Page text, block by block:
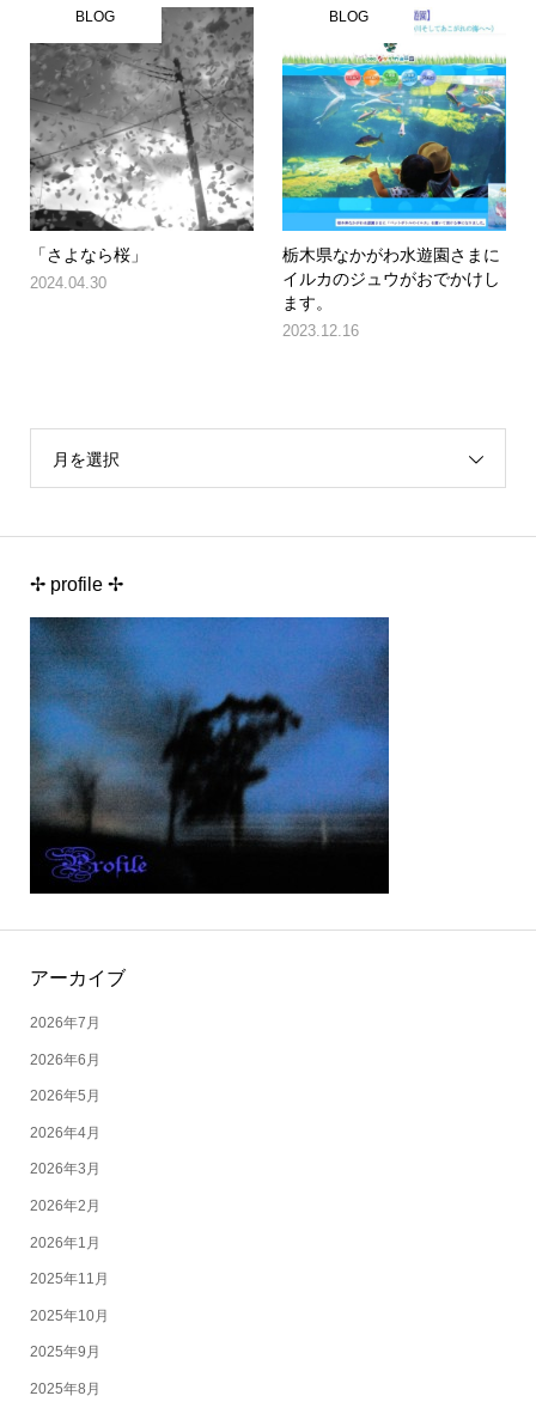
BLOG
「さよなら桜」
2024.04.30
BLOG
栃木県なかがわ水遊園さまに
イルカのジュウがおでかけし
ます。
2023.12.16
月を選択
✢ profile ✢
アーカイブ
2026年7月
2026年6月
2026年5月
2026年4月
2026年3月
2026年2月
2026年1月
2025年11月
2025年10月
2025年9月
2025年8月